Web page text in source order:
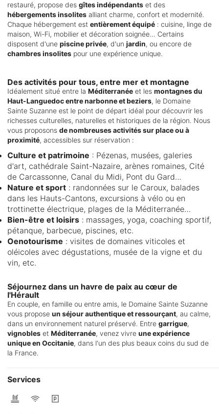
restauré, propose des gîtes indépendants et des
hébergements insolites alliant charme, confort et modernité.
Chaque hébergement est entièrement équipé : cuisine, linge de
maison, Wi-Fi, mobilier et décoration soignée… Certains
disposent d'une piscine privée, d'un jardin, ou encore de
chambres insolites pour une expérience unique.
Des activités pour tous, entre mer et montagne
Idéalement situé entre la Méditerranée et les montagnes du
Haut-Languedoc entre narbonne et beziers, le Domaine
Sainte Suzanne est le point de départ idéal pour découvrir les
richesses culturelles, naturelles et historiques de la région. Nous
vous proposons de nombreuses activités sur place ou à
proximité, accessibles sur réservation :
Culture et patrimoine : Pézenas, musées, galeries
d'art, cathédrale Saint-Nazaire, arènes romaines, Cité
de Carcassonne, Canal du Midi, Pont du Gard…
Nature et sport : randonnées sur le Caroux, balades
dans les Hauts-Cantons, excursions à vélo ou en
trottinette électrique, plages de la Méditerranée…
Bien-être et loisirs : massages, yoga, coaching sportif,
pétanque, barbecue, piscines, etc.
Oenotourisme : visites de domaines viticoles et
oléicoles avec dégustations, musée de la vigne et du
vin, etc.
Séjournez dans un havre de paix au cœur de
l'Hérault
En couple, en famille ou entre amis, le Domaine Sainte Suzanne
vous propose un séjour authentique et ressourçant, au calme,
dans un environnement naturel préservé. Entre garrigue,
vignobles et Méditerranée, venez vivre une expérience
unique en Occitanie, dans l'un des plus beaux coins du sud de
la France.
Services